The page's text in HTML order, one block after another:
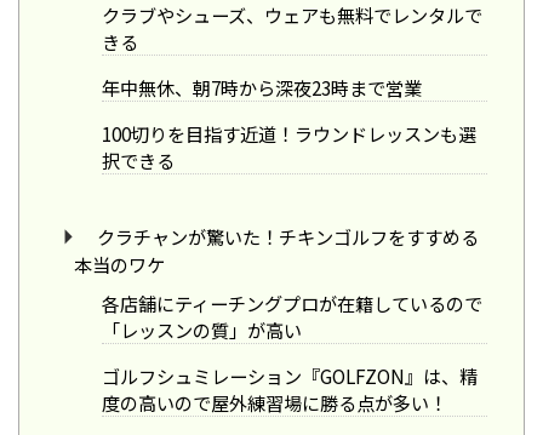
クラブやシューズ、ウェアも無料でレンタルで
きる
年中無休、朝7時から深夜23時まで営業
100切りを目指す近道！ラウンドレッスンも選
択できる
クラチャンが驚いた！チキンゴルフをすすめる
本当のワケ
各店舗にティーチングプロが在籍しているので
「レッスンの質」が高い
ゴルフシュミレーション『GOLFZON』は、精
度の高いので屋外練習場に勝る点が多い！